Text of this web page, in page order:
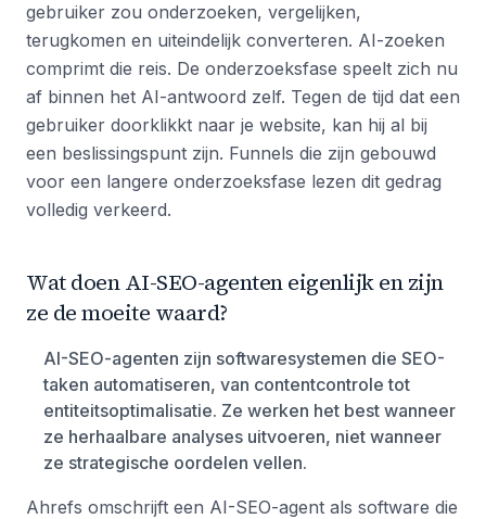
gebruiker zou onderzoeken, vergelijken,
terugkomen en uiteindelijk converteren. AI-zoeken
comprimt die reis. De onderzoeksfase speelt zich nu
af binnen het AI-antwoord zelf. Tegen de tijd dat een
gebruiker doorklikkt naar je website, kan hij al bij
een beslissingspunt zijn. Funnels die zijn gebouwd
voor een langere onderzoeksfase lezen dit gedrag
volledig verkeerd.
Wat doen AI-SEO-agenten eigenlijk en zijn
ze de moeite waard?
AI-SEO-agenten zijn softwaresystemen die SEO-
taken automatiseren, van contentcontrole tot
entiteitsoptimalisatie. Ze werken het best wanneer
ze herhaalbare analyses uitvoeren, niet wanneer
ze strategische oordelen vellen.
Ahrefs omschrijft een AI-SEO-agent als software die